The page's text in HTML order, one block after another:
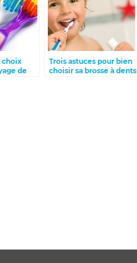
choix
de
Trois astuces pour bien
choisir sa brosse à dents